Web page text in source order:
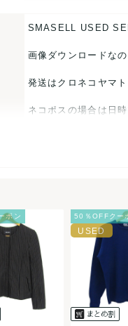
SMASELL USED
画像ダウンロードな
発送はクロネコヤマ
ネコポスの場合は日
USED品に関しまし
また商品には細心の
とがあれば、誠意を
また並行輸入品もご
万が一、購入後に偽
クレジットカード
ポン 50％OFFクー